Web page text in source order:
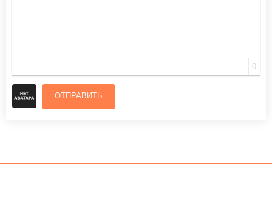
0
ОТПРАВИТЬ